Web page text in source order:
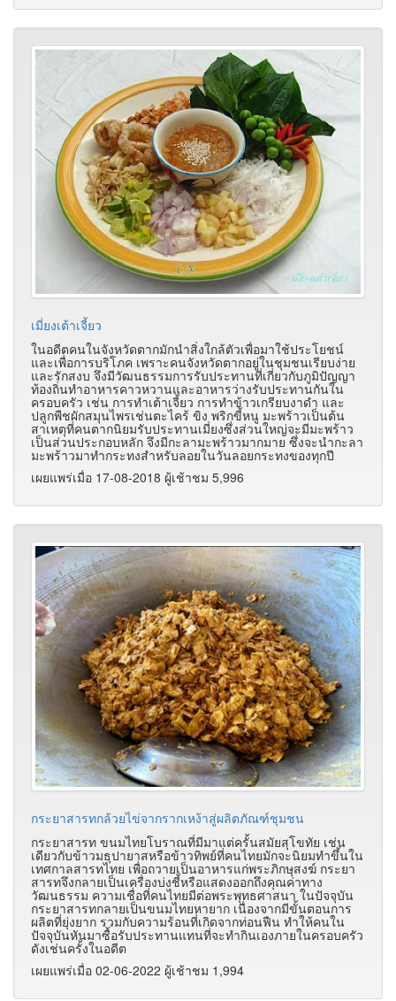
เมี่ยงเต้าเจี้ยว
ในอดีตคนในจังหวัดตากมักนำสิ่งใกล้ตัวเพื่อมาใช้ประโยชน์
และเพื่อการบริโภค เพราะคนจังหวัดตากอยู่ในชุมชนเรียบง่าย
และรักสงบ จึงมีวัฒนธรรมการรับประทานที่เกี่ยวกับภูมิปัญญา
ท้องถิ่นทำอาหารคาวหวานและอาหารว่างรับประทานกันใน
ครอบครัว เช่น การทำเต้าเจี้ยว การทำข้าวเกรียบงาดำ และ
ปลูกพืชผักสมุนไพรเช่นตะไคร้ ขิง พริกขี้หนู มะพร้าวเป็นต้น
สาเหตุที่คนตากนิยมรับประทานเมี่ยงซึ่งส่วนใหญ่จะมีมะพร้าว
เป็นส่วนประกอบหลัก จึงมีกะลามะพร้าวมากมาย ซึ่งจะนำกะลา
มะพร้าวมาทำกระทงสำหรับลอยในวันลอยกระทงของทุกปี
เผยแพร่เมื่อ 17-08-2018 ผู้เช้าชม 5,996
กระยาสารทกล้วยไข่จากรากเหง้าสู่ผลิตภัณฑ์ชุมชน
กระยาสารท ขนมไทยโบราณที่มีมาแต่ครั้นสมัยสุโขทัย เช่น
เดียวกับข้าวมธุปายาสหรือข้าวทิพย์ที่คนไทยมักจะนิยมทำขึ้นใน
เทศกาลสารทไทย เพื่อถวายเป็นอาหารแก่พระภิกษุสงฆ์ กระยา
สารทจึงกลายเป็นเครื่องบ่งชี้หรือแสดงออกถึงคุณค่าทาง
วัฒนธรรม ความเชื่อที่คนไทยมีต่อพระพุทธศาสนา ในปัจจุบัน
กระยาสารทกลายเป็นขนมไทยหายาก เนื่องจากมีขั้นตอนการ
ผลิตที่ยุ่งยาก รวมกับความร้อนที่เกิดจากท่อนฟืน ทำให้คนใน
ปัจจุบันหันมาซื้อรับประทานแทนที่จะทำกินเองภายในครอบครัว
ดังเช่นครั้งในอดีต
เผยแพร่เมื่อ 02-06-2022 ผู้เช้าชม 1,994